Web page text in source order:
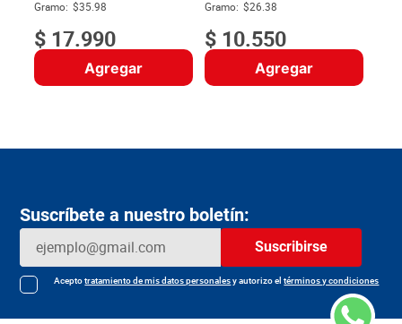
Gramo: $35.98
$ 17.990
Agregar
Gramo: $26.38
$ 10.550
Agregar
Suscríbete a nuestro boletín:
Suscribirse
Aceptotratamiento de mis datos personalesy autorizo eltérminos y condiciones